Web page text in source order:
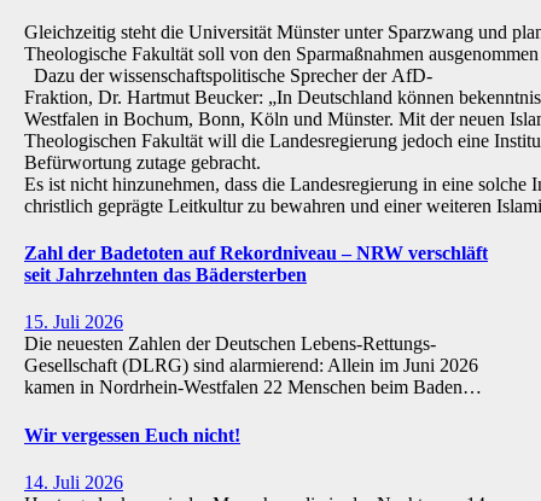
Gleichzeitig steht die Universität Münster unter Sparzwang und
Theologische Fakultät soll von den Sparmaßnahmen
Dazu der wissenschaftspolitische Sprecher der AfD-
Fraktion, Dr. Hartmut Beucker: „In Deutschland können
Westfalen in Bochum, Bonn, Köln und Münster. Mit der neuen
Theologischen Fakultät will die Landesregierung jedoch eine
Befürwortung zutage gebracht.
Es ist nicht hinzunehmen, dass die Landesregierung in eine
christlich geprägte Leitkultur zu bewahren und einer weiteren
Zahl der Badetoten auf Rekordniveau – NRW verschläft
seit Jahrzehnten das Bädersterben
15. Juli 2026
Die neuesten Zahlen der Deutschen Lebens-Rettungs-
Gesellschaft (DLRG) sind alarmierend: Allein im Juni 2026
kamen in Nordrhein-Westfalen 22 Menschen beim Baden…
Wir vergessen Euch nicht!
14. Juli 2026